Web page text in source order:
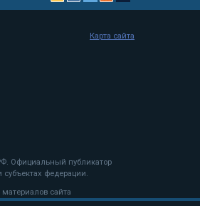
Официальный публикатор
федерации.
сайта
Карта сайта